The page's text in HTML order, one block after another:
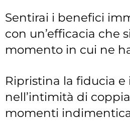
Sentirai i benefici
con un’efficacia che
momento in cui ne
Ripristina la fiducia e
nell’intimità di
momenti